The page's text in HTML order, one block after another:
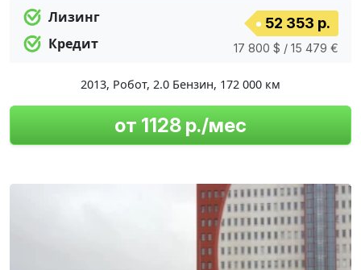
Лизинг
Кредит
52 353 р.
17 800 $ / 15 479 €
2013, Робот, 2.0 Бензин, 172 000 км
от 1128 р./мес